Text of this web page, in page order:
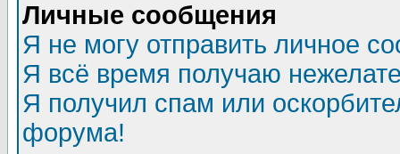
Личные сообщения
Я не могу отправить личное
Я всё время получаю
Я получил спам или
форума!